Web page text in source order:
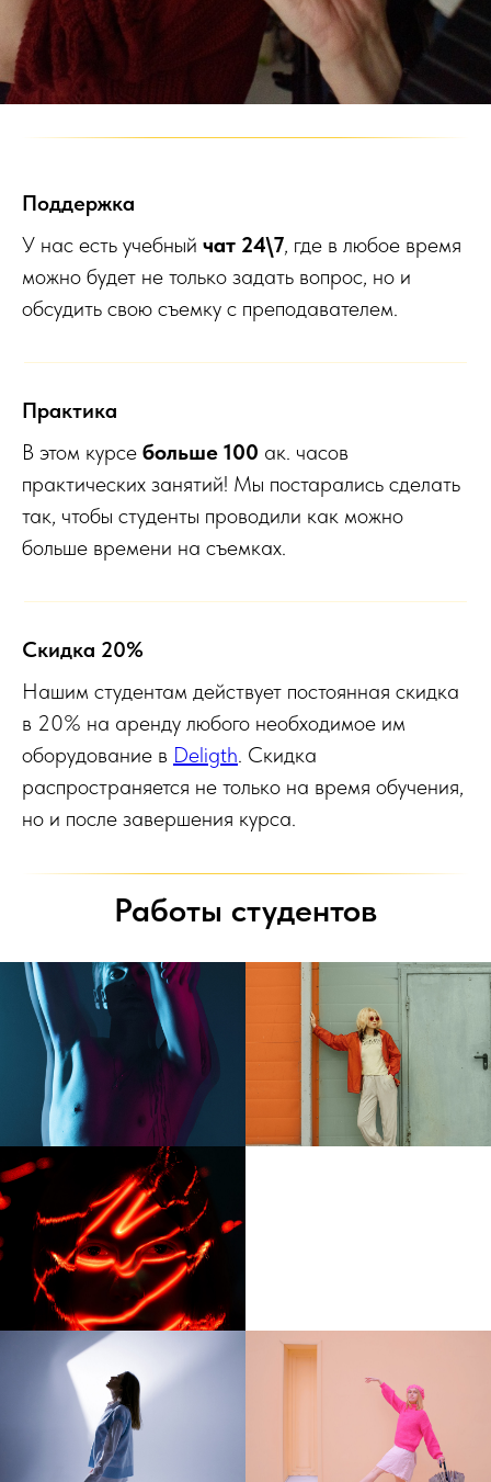
Поддержка
У нас есть учебный чат 24\7, где в любое время
можно будет не только задать вопрос, но и
обсудить свою съемку с преподавателем.
Практика
В этом курсе больше 100 ак. часов
практических занятий! Мы постарались сделать
так, чтобы студенты проводили как можно
больше времени на съемках.
Скидка 20%
Нашим студентам действует постоянная скидка
в 20% на аренду любого необходимое им
оборудование в Deligth. Скидка
распространяется не только на время обучения,
но и после завершения курса.
Работы студентов